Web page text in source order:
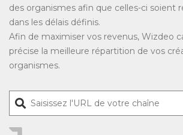
des organismes afin que celles-ci soient
dans les délais définis.
Afin de maximiser vos revenus, Wizdeo
précise la meilleure répartition de vos
organismes.